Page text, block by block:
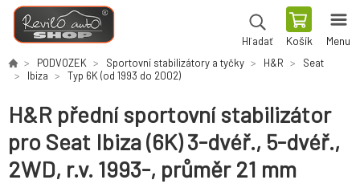
Hľadať Košík Menu
PODVOZEK Sportovní stabilizátory a tyčky H&R
Seat
Ibiza
Typ 6K (od 1993 do 2002)
H&R přední sportovní stabilizátor
pro Seat Ibiza (6K) 3-dvéř., 5-dvéř.,
2WD, r.v. 1993-, průměr 21 mm